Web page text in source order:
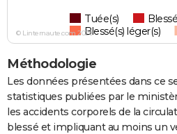
Tuée(s)
Blessé(s) léger(s)
© Linternaute.com 2026
Méthodologie
Les données présentées dans ce
statistiques publiées par le
les accidents corporels de la
blessé et impliquant au moins un